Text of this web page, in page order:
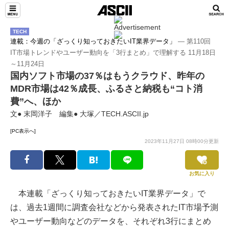
TECH
連載：今週の「ざっくり知っておきたいIT業界データ」 ― 第110回
IT市場トレンドやユーザー動向を「3行まとめ」で理解する 11月18日
～11月24日
国内ソフト市場の37％はもうクラウド、昨年の
MDR市場は42％成長、ふるさと納税も“コト消
費”へ、ほか
文● 末岡洋子 編集● 大塚／TECH.ASCII.jp
[PC表示へ]
2023年11月27日 08時00分更新
お気に入り
本連載「ざっくり知っておきたいIT業界データ」で
は、過去1週間に調査会社などから発表されたIT市場予測
やユーザー動向などのデータを、それぞれ3行にまとめ